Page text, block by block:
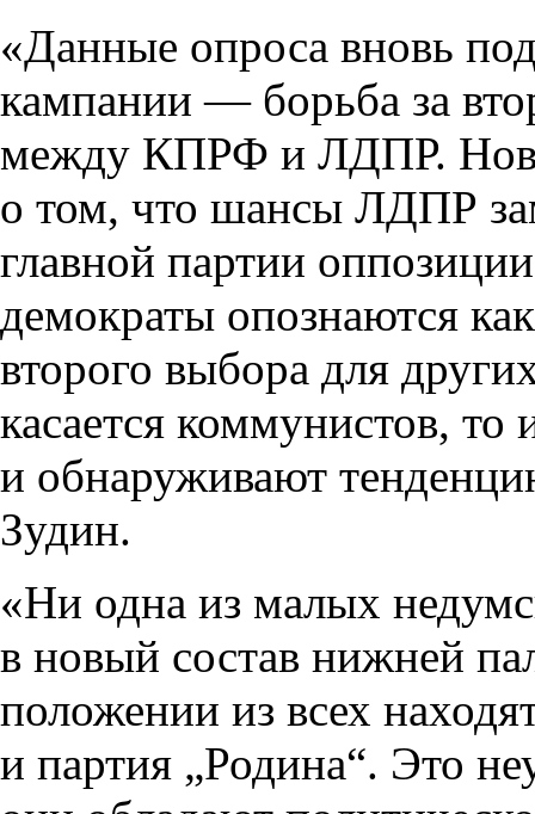
«Данные опроса вновь
кампании — борьба за
между КПРФ и ЛДПР.
о том, что шансы ЛДПР
главной партии
демократы опознаются
второго выбора для
касается коммунистов, то
и обнаруживают
Зудин.
«Ни одна из малых
в новый состав нижней
положении из всех
и партия „Родина“. Это